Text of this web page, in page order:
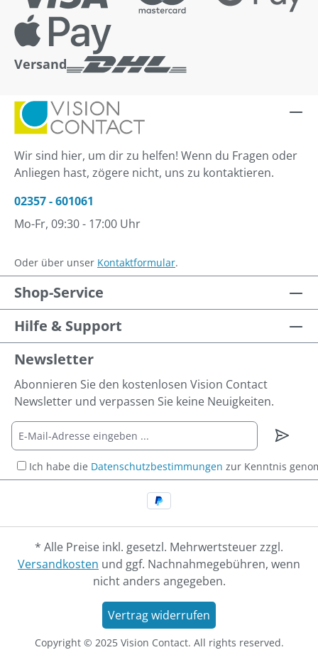
Versand
Wir sind hier, um dir zu helfen! Wenn du Fragen oder
Anliegen hast, zögere nicht, uns zu kontaktieren.
02357 - 601061
Mo-Fr, 09:30 - 17:00 Uhr
Oder über unser Kontaktformular.
Shop-Service
Hilfe & Support
Newsletter
Abonnieren Sie den kostenlosen Vision Contact
Newsletter und verpassen Sie keine Neuigkeiten.
Ich habe die Datenschutzbestimmungen zur Kenntnis
* Alle Preise inkl. gesetzl. Mehrwertsteuer zzgl.
Versandkosten und ggf. Nachnahmegebühren, wenn
nicht anders angegeben.
Vertrag widerrufen
Copyright © 2025 Vision Contact. All rights reserved.